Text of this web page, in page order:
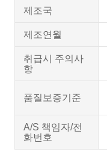
제조국
제조연월
취급시 주의사
항
품질보증기준
A/S 책임자/전
화번호